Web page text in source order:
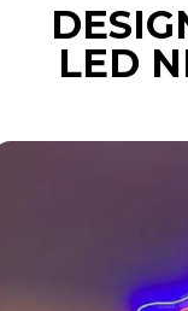
LED